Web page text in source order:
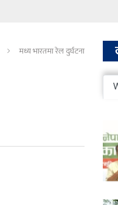
मध्य भारतमा रेल दुर्घटना